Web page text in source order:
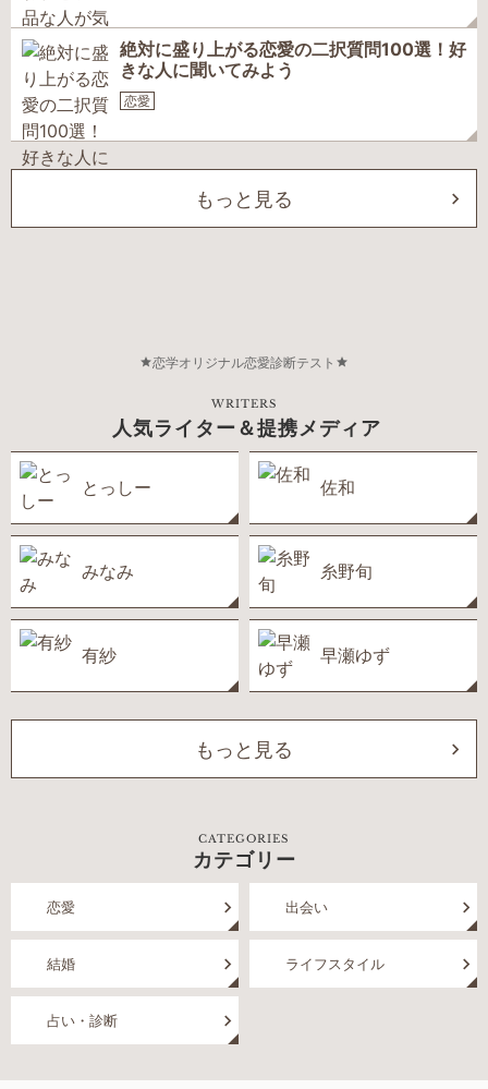
絶対に盛り上がる恋愛の二択質問100選！好
きな人に聞いてみよう
恋愛
もっと見る
恋学オリジナル恋愛診断テスト
WRITERS
人気ライター＆提携メディア
とっしー 佐和
みなみ 糸野旬
有紗 早瀬ゆず
もっと見る
CATEGORIES
カテゴリー
恋愛 出会い
結婚 ライフスタイル
占い・診断